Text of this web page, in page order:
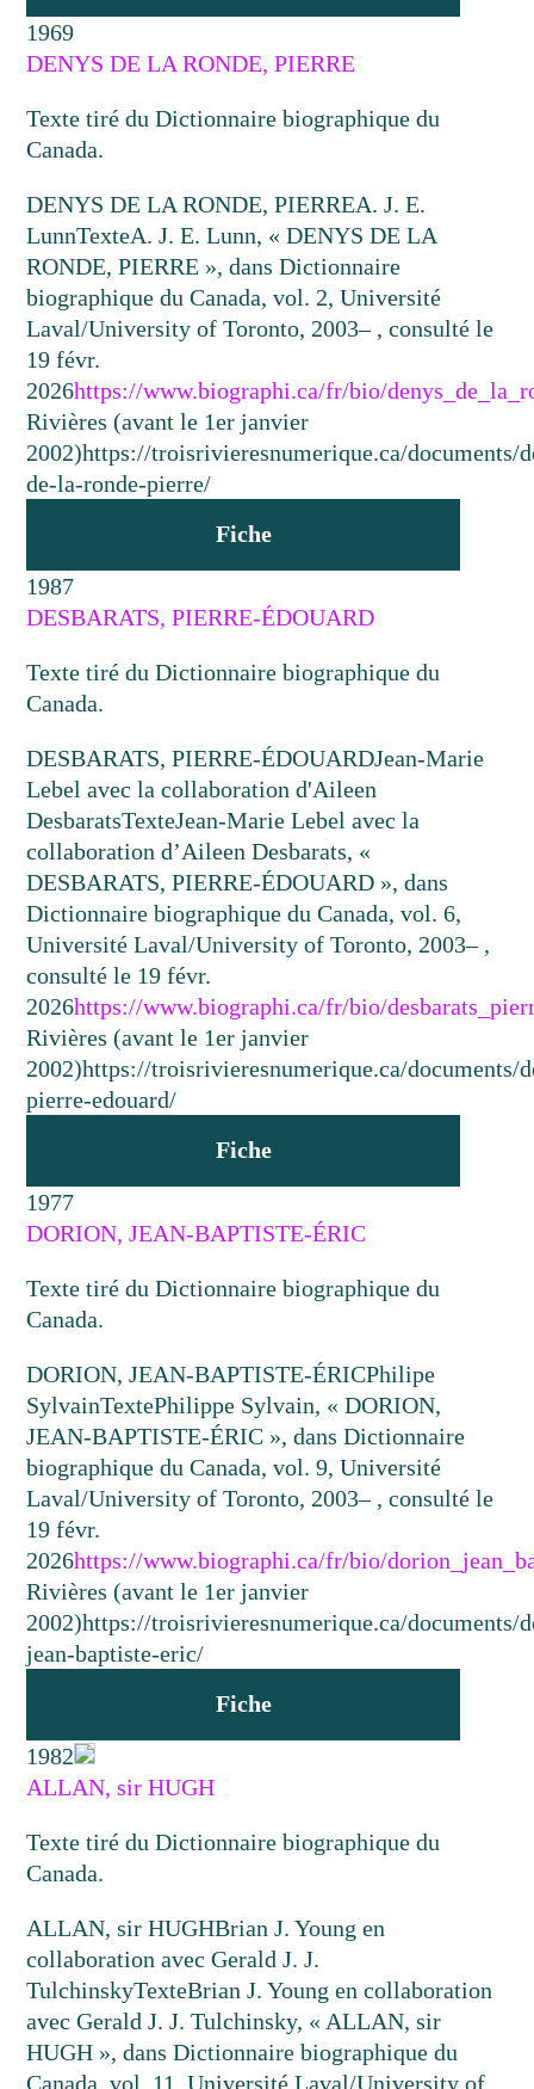
1969
DENYS DE LA RONDE, PIERRE
Texte tiré du Dictionnaire biographique du
Canada.
DENYS DE LA RONDE, PIERREA. J. E.
LunnTexteA. J. E. Lunn, « DENYS DE LA
RONDE, PIERRE », dans Dictionnaire
biographique du Canada, vol. 2, Université
Laval/University of Toronto, 2003– , consulté le
19 févr.
2026https://www.biographi.ca/fr/bio/
Rivières (avant le 1er janvier
2002)https://troisrivieresnumerique.ca/documents/
de-la-ronde-pierre/
Fiche
1987
DESBARATS, PIERRE-ÉDOUARD
Texte tiré du Dictionnaire biographique du
Canada.
DESBARATS, PIERRE-ÉDOUARDJean-Marie
Lebel avec la collaboration d'Aileen
DesbaratsTexteJean-Marie Lebel avec la
collaboration d’Aileen Desbarats, «
DESBARATS, PIERRE-ÉDOUARD », dans
Dictionnaire biographique du Canada, vol. 6,
Université Laval/University of Toronto, 2003– ,
consulté le 19 févr.
2026https://www.biographi.ca/fr/bio/
Rivières (avant le 1er janvier
2002)https://troisrivieresnumerique.ca/documents/
pierre-edouard/
Fiche
1977
DORION, JEAN-BAPTISTE-ÉRIC
Texte tiré du Dictionnaire biographique du
Canada.
DORION, JEAN-BAPTISTE-ÉRICPhilipe
SylvainTextePhilippe Sylvain, « DORION,
JEAN-BAPTISTE-ÉRIC », dans Dictionnaire
biographique du Canada, vol. 9, Université
Laval/University of Toronto, 2003– , consulté le
19 févr.
2026https://www.biographi.ca/fr/bio/
Rivières (avant le 1er janvier
2002)https://troisrivieresnumerique.ca/documents/
jean-baptiste-eric/
Fiche
1982
ALLAN, sir HUGH
Texte tiré du Dictionnaire biographique du
Canada.
ALLAN, sir HUGHBrian J. Young en
collaboration avec Gerald J. J.
TulchinskyTexteBrian J. Young en collaboration
avec Gerald J. J. Tulchinsky, « ALLAN, sir
HUGH », dans Dictionnaire biographique du
Canada, vol. 11, Université Laval/University of